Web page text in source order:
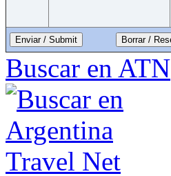
Enviar / Submit
Buscar en ATN